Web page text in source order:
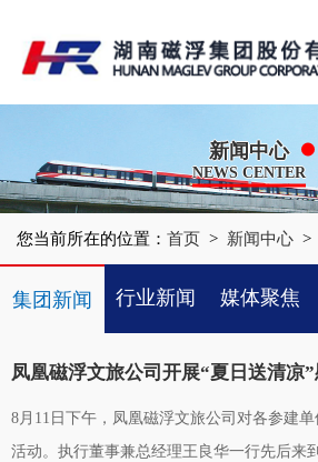
新闻中心
NEWS CENTER
您当前所在的位置：首页 > 新闻中心
集团新闻 行业新闻 媒体聚焦
时政新闻
凤凰磁浮文旅公司开展“夏日送清凉
8月11日下午，凤凰磁浮文旅公司对各参建
活动。执行董事兼总经理王良华一行先后来